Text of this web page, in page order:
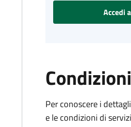
Accedi
Per conoscere i
e le condizioni di